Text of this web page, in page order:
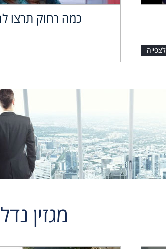
לצפייה
כמה רחוק תרצו
מגזין